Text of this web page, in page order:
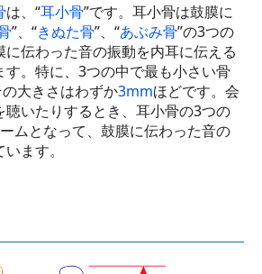
は、“⽿⼩⾻”です。⽿⼩⾻は⿎膜に
”、“きぬた⾻”、“あぶみ⾻”の3つの
伝わった⾳の振動を内⽿に伝える
。特に、3つの中で最も小さい骨
の大きさはわずか3mmほどです。会
聴いたりするとき、耳小骨の3つの
ムとなって、⿎膜に伝わった⾳の
ます。